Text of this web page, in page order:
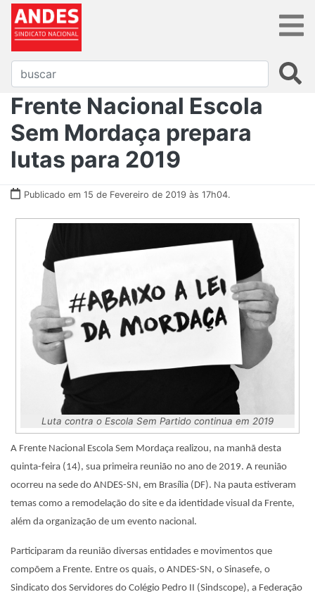
Frente Nacional Escola
Sem Mordaça prepara
lutas para 2019
Publicado em 15 de Fevereiro de 2019 às 17h04.
Luta contra o Escola Sem Partido continua em 2019
A Frente Nacional Escola Sem Mordaça realizou, na manhã desta
quinta-feira (14), sua primeira reunião no ano de 2019. A reunião
ocorreu na sede do ANDES-SN, em Brasília (DF). Na pauta estiveram
temas como a remodelação do site e da identidade visual da Frente,
além da organização de um evento nacional.
Participaram da reunião diversas entidades e movimentos que
compõem a Frente. Entre os quais, o ANDES-SN, o Sinasefe, o
Sindicato dos Servidores do Colégio Pedro II (Sindscope), a Federação